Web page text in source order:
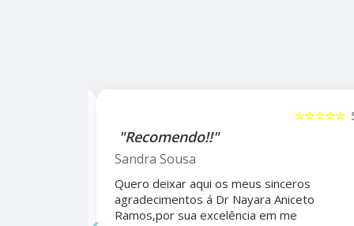
☆☆☆☆☆
"Recomendo!!"
Sandra Sousa
Quero deixar aqui os meus sinceros
agradecimentos á Dr Nayara Aniceto
Ramos,por sua excelência em me